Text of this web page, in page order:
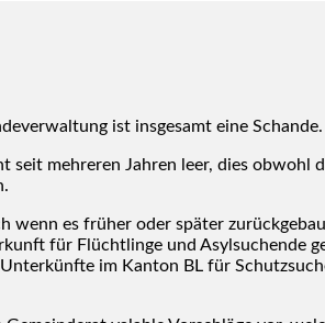
ist ins­ge­samt eine Schan­de.
seit meh­re­ren Jah­ren leer, dies
wenn es frü­her oder spä­ter
für Flücht­lin­ge und
im Kan­ton BL für